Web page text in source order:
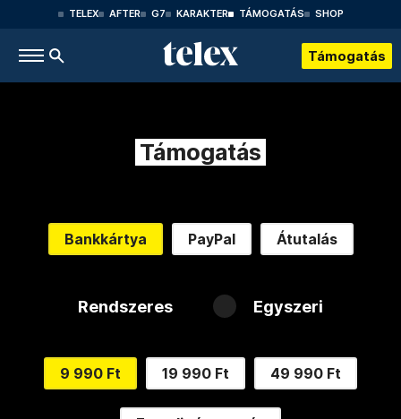
TELEX AFTER G7 KARAKTER TÁMOGATÁS SHOP
Támogatás
Támogatás
Bankkártya PayPal Átutalás
Rendszeres Egyszeri
9 990 Ft 19 990 Ft 49 990 Ft